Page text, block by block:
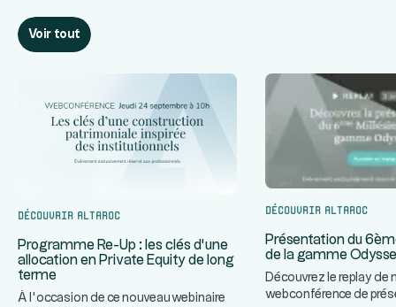
Voir tout
Découvrir Altaroc
Programme Re-Up : les clés d’une
allocation en Private Equity de long
terme
À l’occasion de ce nouveau webinaire
Découvrir Altaroc
Présentation du
de la gamme
Découvrez le replay de
webconférence de